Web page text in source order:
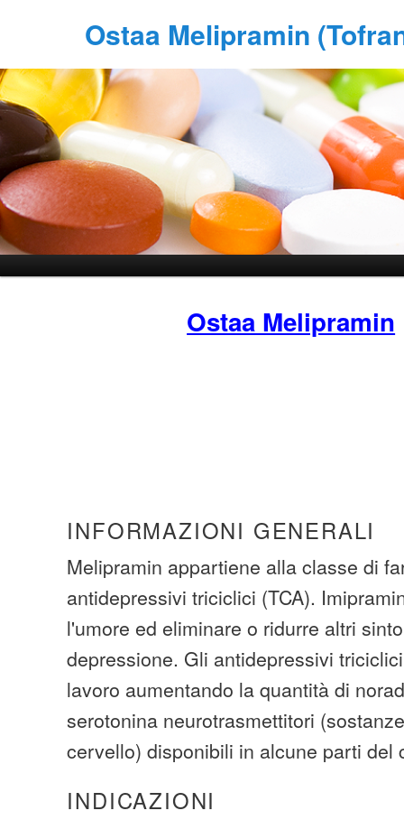
Ostaa Melipramin
Ostaa Melipramin
INFORMAZIONI GENERALI
Melipramin appartiene alla classe di
antidepressivi triciclici (TCA).
l'umore ed eliminare o ridurre altri
depressione. Gli antidepressivi
lavoro aumentando la quantità di
serotonina neurotrasmettitori
cervello) disponibili in alcune parti del
INDICAZIONI